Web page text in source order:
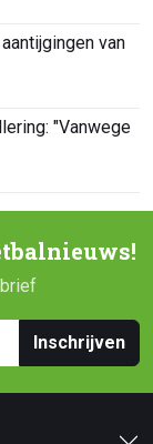
van
"Vanwege
Inschrijven